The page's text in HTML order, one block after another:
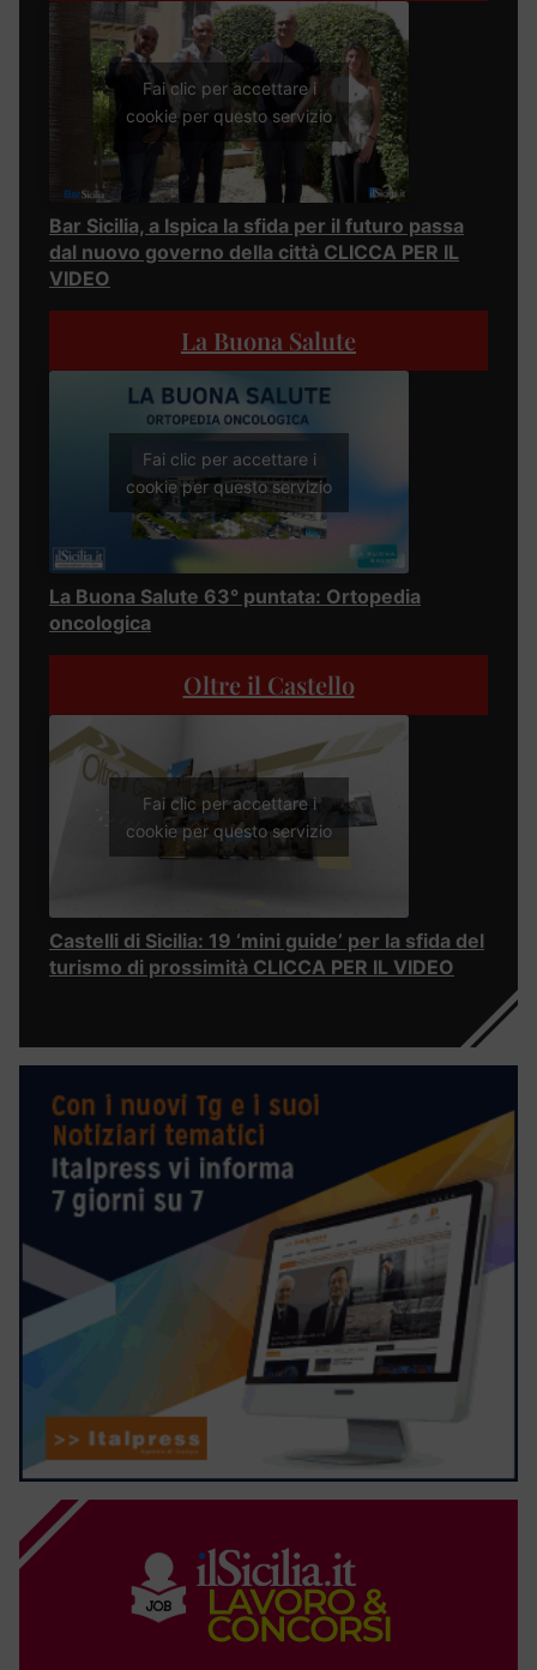
Fai clic per accettare i
cookie per questo servizio
Bar Sicilia, a Ispica la sfida per il futuro passa
dal nuovo governo della città CLICCA PER IL
VIDEO
La Buona Salute
Fai clic per accettare i
cookie per questo servizio
La Buona Salute 63° puntata: Ortopedia
oncologica
Oltre il Castello
Fai clic per accettare i
cookie per questo servizio
Castelli di Sicilia: 19 ‘mini guide’ per la sfida del
turismo di prossimità CLICCA PER IL VIDEO